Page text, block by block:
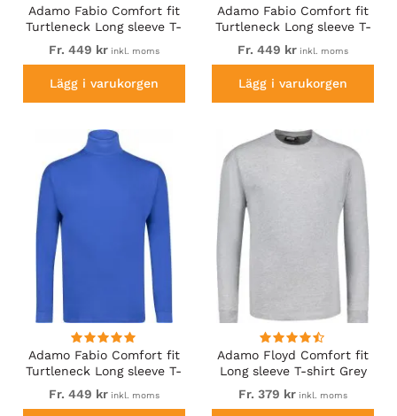
Adamo Fabio Comfort fit
Turtleneck Long sleeve T-
shirt Black
Fr. 449 krinkl. moms
Lägg i varukorgen
Adamo Fabio Comfort fit
Turtleneck Long sleeve T-
shirt Khaki
Fr. 449 kr inkl. moms
Lägg i varukorgen
Adamo Fabio Comfort fit
Turtleneck Long sleeve T-
shirt Royal blue
Fr. 449 krinkl. moms
Adamo Floyd Comfort fit
Long sleeve T-shirt Grey
Fr. 379 kr inkl. moms